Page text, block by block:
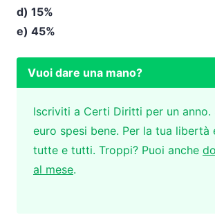
d) 15%
e) 45%
Vuoi dare una mano?
Iscriviti a Certi Diritti per un anno.
euro spesi bene. Per la tua libertà
tutte e tutti. Troppi? Puoi anche
al mese.